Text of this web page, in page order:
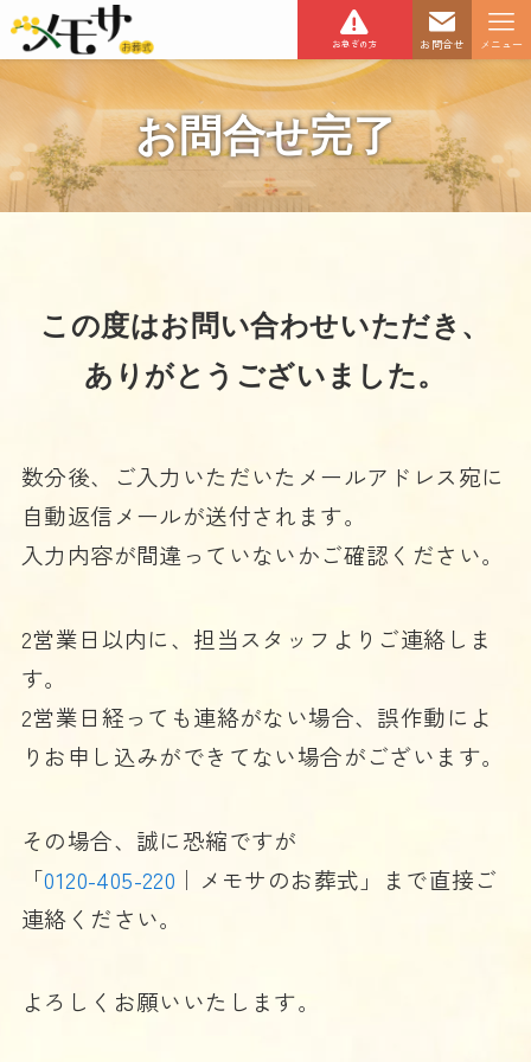
お急ぎの方 お問合せ メニュー
お問合せ完了
この度はお問い合わせいただき、
ありがとうございました。
数分後、ご入力いただいたメールアドレス宛に
自動返信メールが送付されます。
入力内容が間違っていないかご確認ください。
2営業日以内に、担当スタッフよりご連絡しま
す。
2営業日経っても連絡がない場合、誤作動によ
りお申し込みができてない場合がございます。
その場合、誠に恐縮ですが
「0120-405-220 ｜メモサのお葬式」まで直接ご
連絡ください。
よろしくお願いいたします。